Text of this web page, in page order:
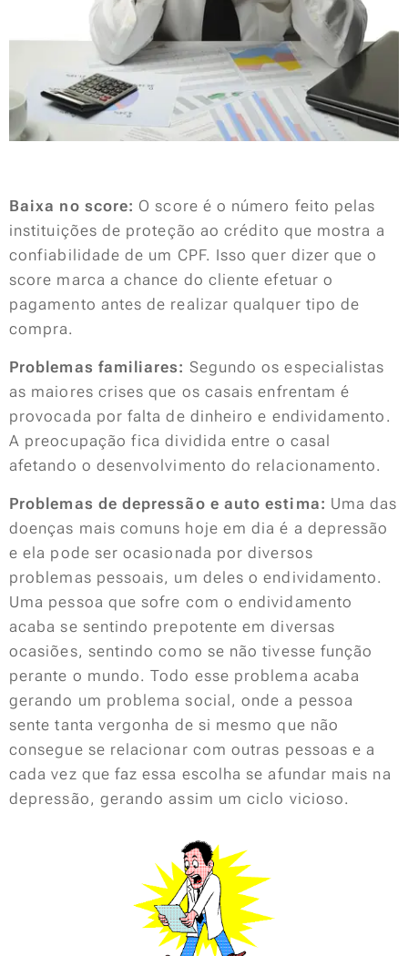
Baixa no score: O score é o número feito pelas
instituições de proteção ao crédito que mostra a
confiabilidade de um CPF. Isso quer dizer que o
score marca a chance do cliente efetuar o
pagamento antes de realizar qualquer tipo de
compra.
Problemas familiares: Segundo os especialistas
as maiores crises que os casais enfrentam é
provocada por falta de dinheiro e endividamento.
A preocupação fica dividida entre o casal
afetando o desenvolvimento do relacionamento.
Problemas de depressão e auto estima: Uma das
doenças mais comuns hoje em dia é a depressão
e ela pode ser ocasionada por diversos
problemas pessoais, um deles o endividamento.
Uma pessoa que sofre com o endividamento
acaba se sentindo prepotente em diversas
ocasiões, sentindo como se não tivesse função
perante o mundo. Todo esse problema acaba
gerando um problema social, onde a pessoa
sente tanta vergonha de si mesmo que não
consegue se relacionar com outras pessoas e a
cada vez que faz essa escolha se afundar mais na
depressão, gerando assim um ciclo vicioso.